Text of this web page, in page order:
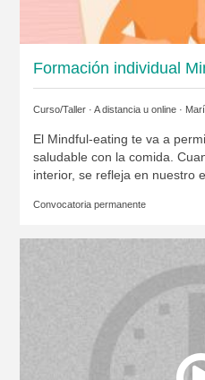
Formación individual
Curso/Taller · A distancia u online ·
El Mindful-eating te va a
saludable con la comida.
interior, se refleja en nuestro
Convocatoria permanente